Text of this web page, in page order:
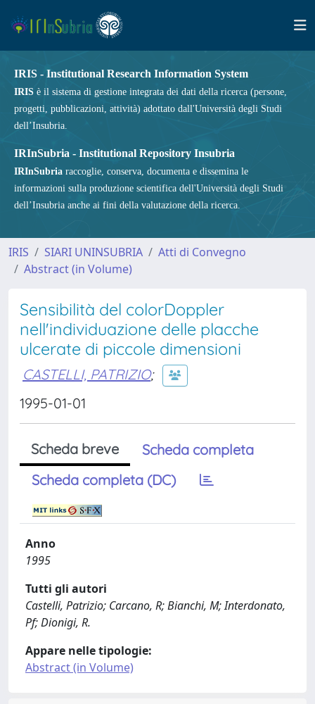
IRIS - Institutional Research Information System
IRIS è il sistema di gestione integrata dei dati della ricerca (persone,
progetti, pubblicazioni, attività) adottato dall'Università degli Studi
dell’Insubria.
IRInSubria - Institutional Repository Insubria
IRInSubria raccoglie, conserva, documenta e dissemina le
informazioni sulla produzione scientifica dell'Università degli Studi
dell’Insubria anche ai fini della valutazione della ricerca.
IRIS SIARI UNINSUBRIA
Atti di Convegno
Abstract (in Volume)
Sensibilità del colorDoppler
nell'individuazione delle placche
ulcerate di piccole dimensioni
CASTELLI, PATRIZIO;
1995-01-01
Scheda breve
Scheda completa
Scheda completa (DC)
Anno
1995
Tutti gli autori
Castelli, Patrizio; Carcano, R; Bianchi, M; Interdonato,
Pf; Dionigi, R.
Appare nelle tipologie:
Abstract (in Volume)